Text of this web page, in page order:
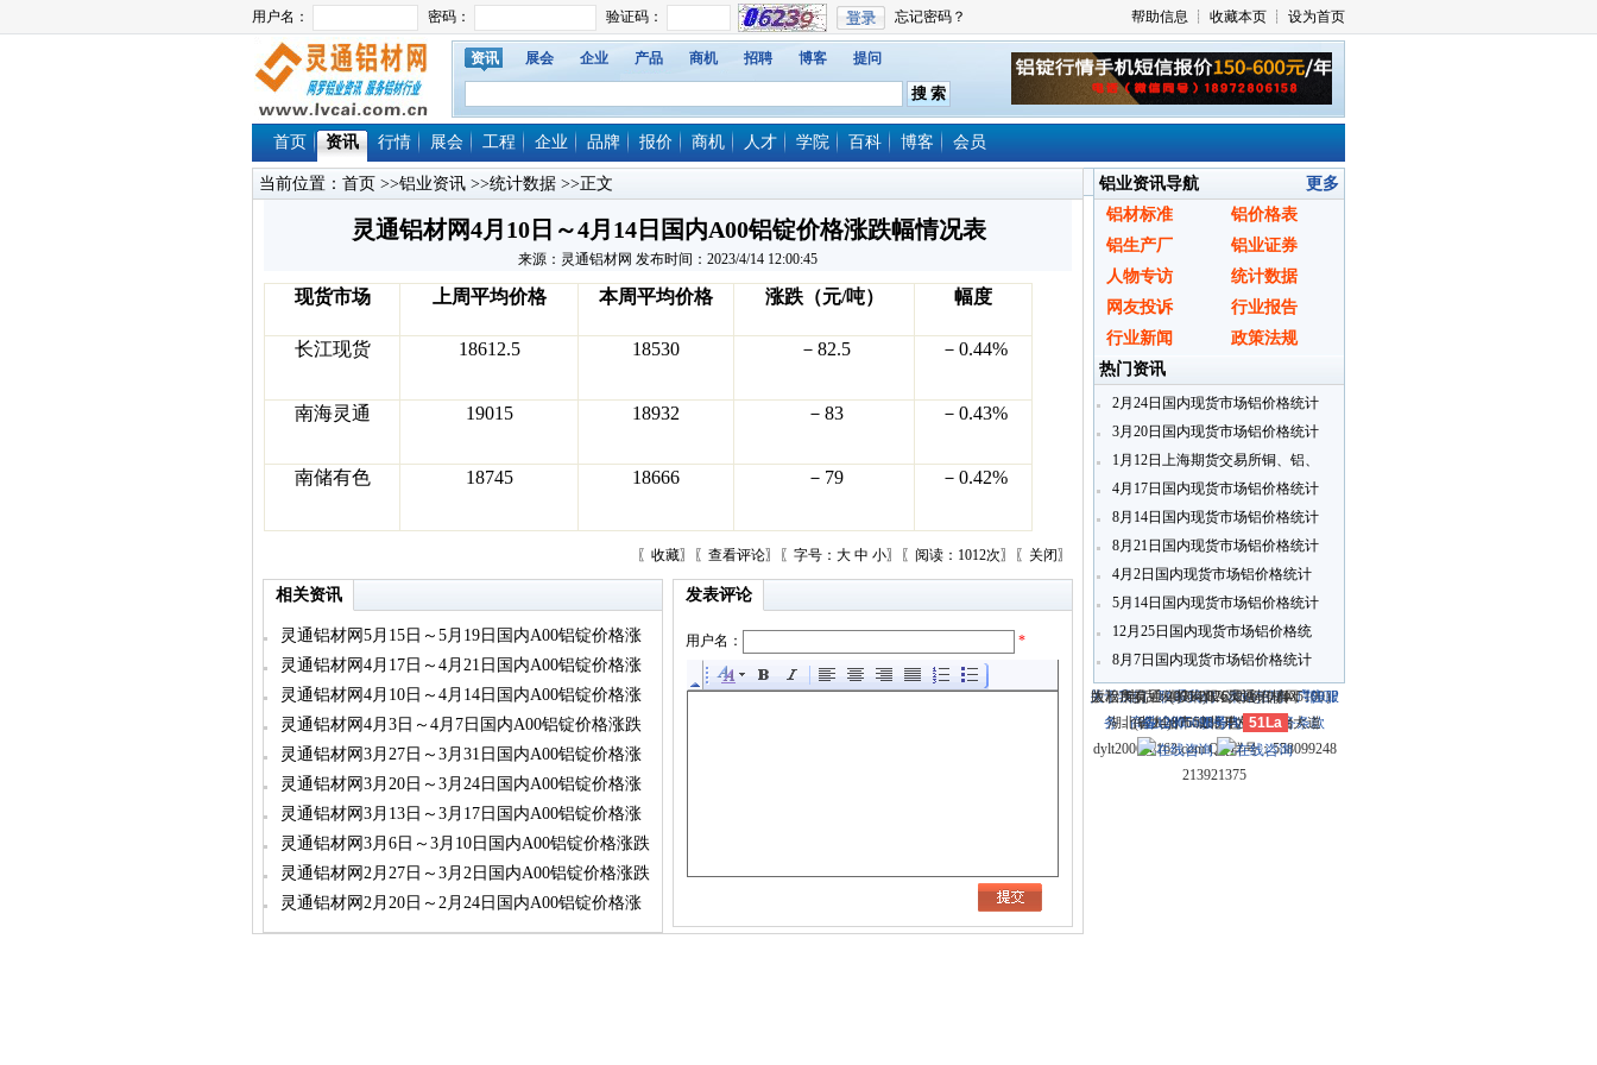
资讯 展会 企业 产品 商机 招聘 博客 提问
首页 资讯 行情 展会 工程 企业 品牌 报价 商机 人才 学院 百科 博客 会员
当前位置： 首页 >>铝业资讯 >>统计数据 >>正文
灵通铝材网4月10日～4月14日国内A00铝锭价格涨跌幅情况表
来源：灵通铝材网 发布时间：2023/4/14 12:00:45
现货市场 上周平均价格 本周平均价格 涨跌（元/吨） 幅度
长江现货 18612.5 18530 － 82.5 － 0.44%
南海灵通 19015 18932 － 83 － 0.43%
南储有色 18745 18666 － 79 － 0.42%
〖 收藏〗〖 查看评论〗〖字号： 大 中 小〗〖阅读：1012次〗〖 关闭〗
相关资讯
灵通铝材网5月15日～5月19日国内A00铝锭价格涨
跌幅情况表
灵通铝材网4月17日～4月21日国内A00铝锭价格涨
跌幅情况表
灵通铝材网4月10日～4月14日国内A00铝锭价格涨
跌幅情况表
灵通铝材网4月3日～4月7日国内A00铝锭价格涨跌
幅情况表
灵通铝材网3月27日～3月31日国内A00铝锭价格涨
跌幅情况表
灵通铝材网3月20日～3月24日国内A00铝锭价格涨
跌幅情况表
灵通铝材网3月13日～3月17日国内A00铝锭价格涨
跌幅情况表
灵通铝材网3月6日～3月10日国内A00铝锭价格涨跌
幅情况表
灵通铝材网2月27日～3月2日国内A00铝锭价格涨跌
幅情况表
灵通铝材网2月20日～2月24日国内A00铝锭价格涨
跌幅情况表
发表评论
用户名： *
铝业资讯导航
更多
铝材标准
铝价格表
铝生产厂
铝业证券
人物专访
统计数据
网友投诉
行业报告
行业新闻
政策法规
热门资讯
2月24日国内现货市场铝价格统计
3月20日国内现货市场铝价格统计
1月12日上海期货交易所铜、铝、
铅、锌指定交割仓库期货仓单日报
4月17日国内现货市场铝价格统计
8月14日国内现货市场铝价格统计
8月21日国内现货市场铝价格统计
4月2日国内现货市场铝价格统计
5月14日国内现货市场铝价格统计
12月25日国内现货市场铝价格统
8月7日国内现货市场铝价格统计
关于我们-联系我们-本站招聘-广告服
务- 商业合作-服务内容-服务条款
电话：(0714)8765286 传真：
(0714)8765285 电子邮件：
dylt2006@163.com QQ群号：558099248
213921375
大冶市灵通科技有限公司 @ （435100）
湖北省大冶市城北开发区新冶大道
版权所有 © 2006-2026灵通铝材网鄂ICP
备12005698号-1
51La